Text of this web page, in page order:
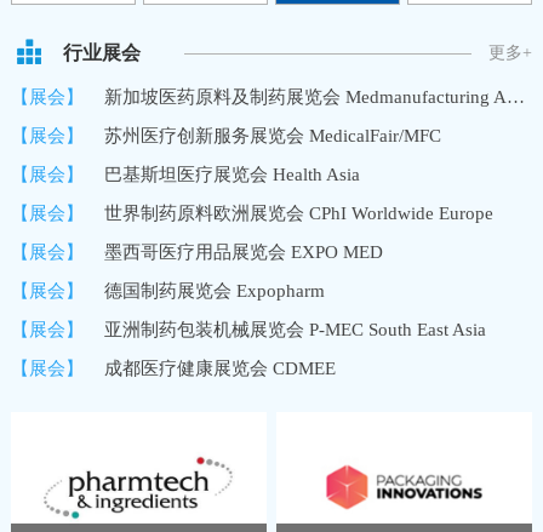
行业展会 更多+
【展会】
新加坡医药原料及制药展览会 Medmanufacturing Asia/MMA
【展会】
苏州医疗创新服务展览会 MedicalFair/MFC
【展会】
巴基斯坦医疗展览会 Health Asia
【展会】
世界制药原料欧洲展览会 CPhI Worldwide Europe
【展会】
墨西哥医疗用品展览会 EXPO MED
【展会】
德国制药展览会 Expopharm
【展会】
亚洲制药包装机械展览会 P-MEC South East Asia
【展会】
成都医疗健康展览会 CDMEE